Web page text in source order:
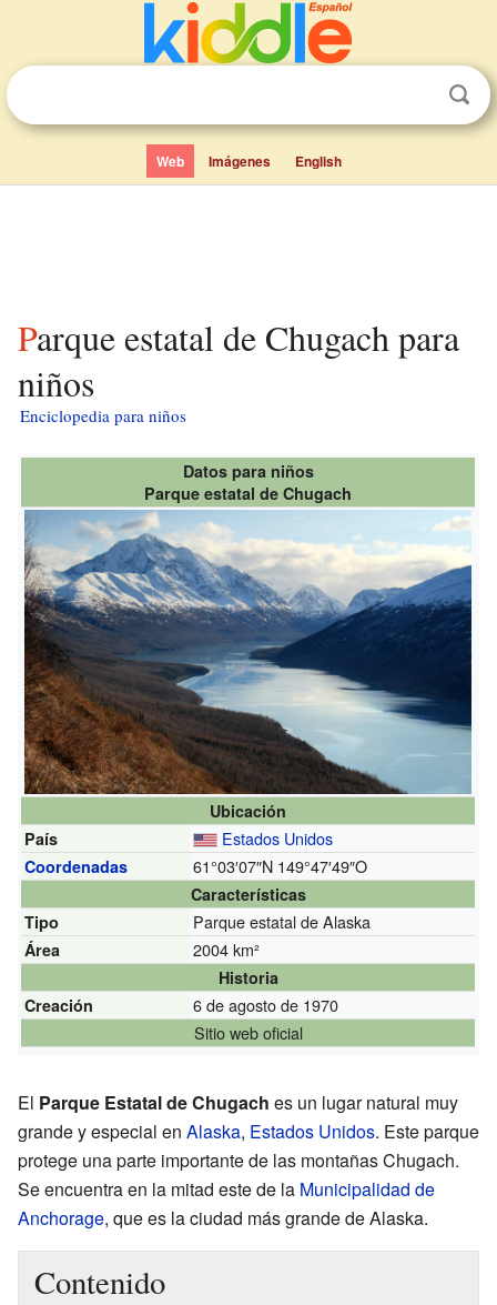
Web Imágenes English
Parque estatal de Chugach para
niños
Enciclopedia para niños
Datos para niños
Parque estatal de Chugach
Ubicación
País
Estados Unidos
Coordenadas 61°03′07″N 149°47′49″O
Características
Tipo
Parque estatal de Alaska
Área 2004 km²
Historia
Creación
6 de agosto de 1970
Sitio web oficial
El Parque Estatal de Chugach es un lugar natural muy
grande y especial en Alaska, Estados Unidos. Este parque
protege una parte importante de las montañas Chugach.
Se encuentra en la mitad este de la Municipalidad de
Anchorage, que es la ciudad más grande de Alaska.
Contenido